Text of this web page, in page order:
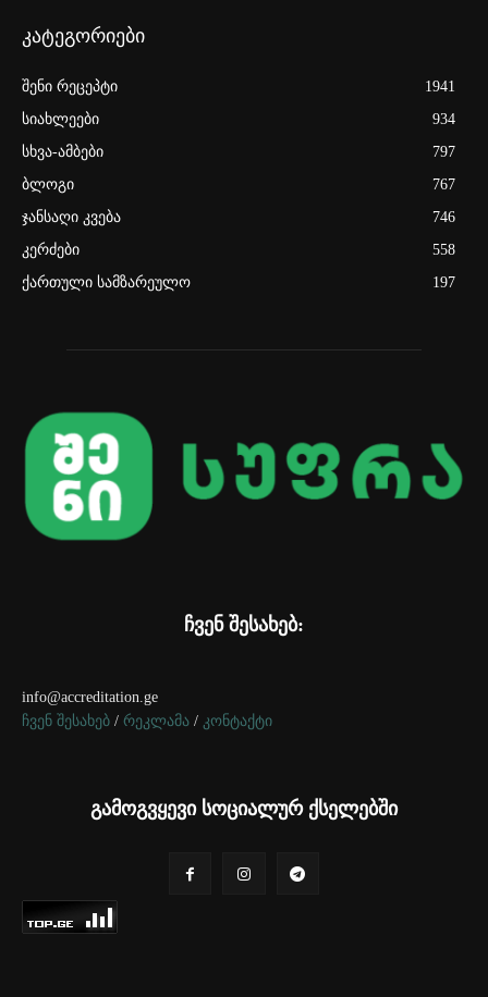
კატეგორიები
შენი რეცეპტი
1941
სიახლეები
934
სხვა-ამბები
797
ბლოგი
767
ჯანსაღი კვება
746
კერძები
558
ქართული სამზარეულო
197
ჩვენ შესახებ:
info@accreditation.ge
ჩვენ შესახებ / რეკლამა / კონტაქტი
გამოგვყევი სოციალურ ქსელებში